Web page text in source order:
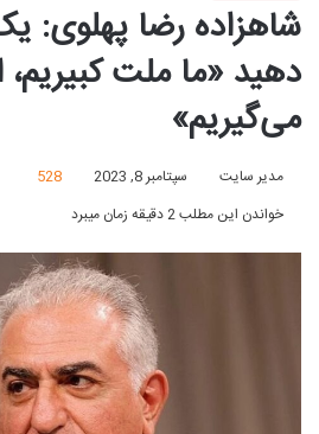
شاهزاده رضا پهلوی:
دهید «ما ملت
می‌گیریم»
مدیر سایت سپتامبر 8, 2023
528
خواندن این مطلب 2 دقیقه زمان میبرد